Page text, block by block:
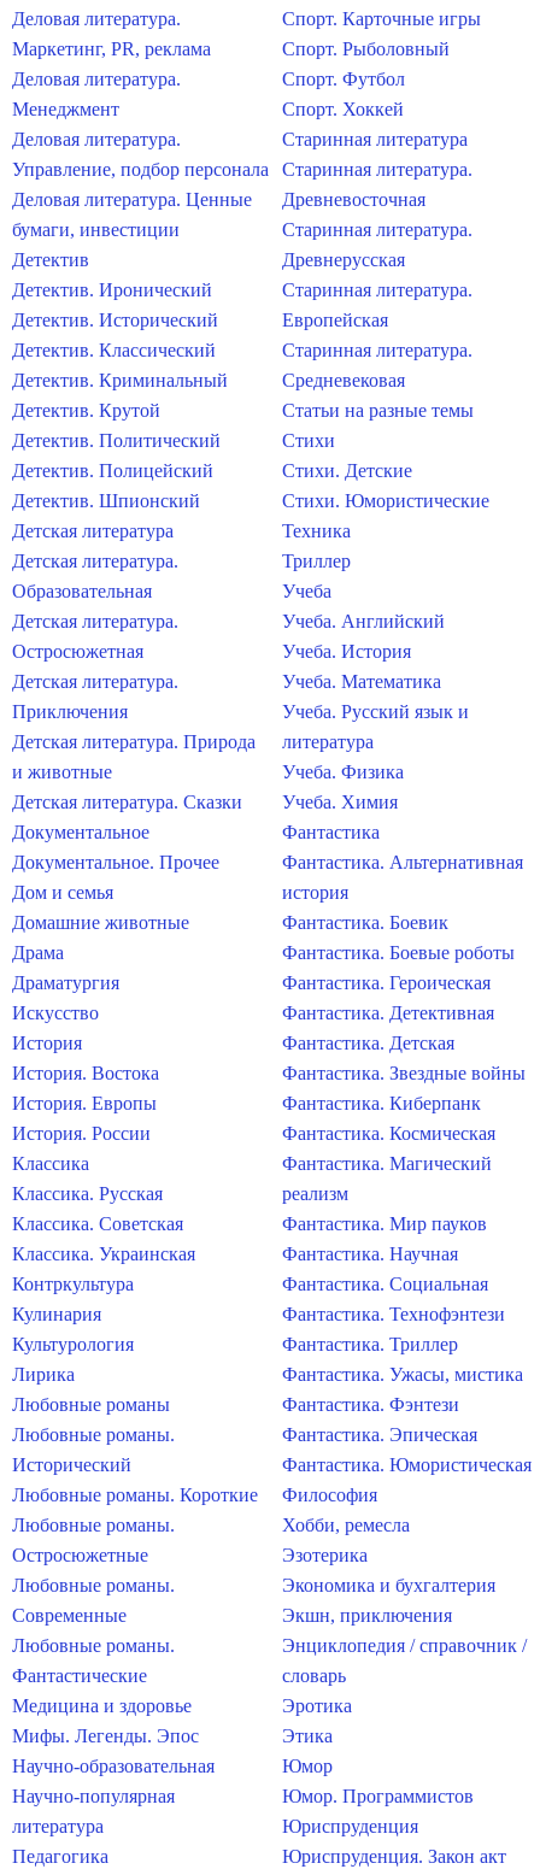
Деловая литература.
Маркетинг, PR, реклама
Деловая литература.
Менеджмент
Деловая литература.
Управление, подбор персонала
Деловая литература. Ценные
бумаги, инвестиции
Детектив
Детектив. Иронический
Детектив. Исторический
Детектив. Классический
Детектив. Криминальный
Детектив. Крутой
Детектив. Политический
Детектив. Полицейский
Детектив. Шпионский
Детская литература
Детская литература.
Образовательная
Детская литература.
Остросюжетная
Детская литература.
Приключения
Детская литература. Природа
и животные
Детская литература. Сказки
Документальное
Документальное. Прочее
Дом и семья
Домашние животные
Драма
Драматургия
Искусство
История
История. Востока
История. Европы
История. России
Классика
Классика. Русская
Классика. Советская
Классика. Украинская
Контркультура
Кулинария
Культурология
Лирика
Любовные романы
Любовные романы.
Исторический
Любовные романы. Короткие
Любовные романы.
Остросюжетные
Любовные романы.
Современные
Любовные романы.
Фантастические
Медицина и здоровье
Мифы. Легенды. Эпос
Научно-образовательная
Научно-популярная
литература
Педагогика
Спорт. Карточные игры
Спорт. Рыболовный
Спорт. Футбол
Спорт. Хоккей
Старинная литература
Старинная литература.
Древневосточная
Старинная литература.
Древнерусская
Старинная литература.
Европейская
Старинная литература.
Средневековая
Статьи на разные темы
Стихи
Стихи. Детские
Стихи. Юмористические
Техника
Триллер
Учеба
Учеба. Английский
Учеба. История
Учеба. Математика
Учеба. Русский язык и
литература
Учеба. Физика
Учеба. Химия
Фантастика
Фантастика. Альтернативная
история
Фантастика. Боевик
Фантастика. Боевые роботы
Фантастика. Героическая
Фантастика. Детективная
Фантастика. Детская
Фантастика. Звездные войны
Фантастика. Киберпанк
Фантастика. Космическая
Фантастика. Магический
реализм
Фантастика. Мир пауков
Фантастика. Научная
Фантастика. Социальная
Фантастика. Технофэнтези
Фантастика. Триллер
Фантастика. Ужасы, мистика
Фантастика. Фэнтези
Фантастика. Эпическая
Фантастика. Юмористическая
Философия
Хобби, ремесла
Эзотерика
Экономика и бухгалтерия
Экшн, приключения
Энциклопедия / справочник /
словарь
Эротика
Этика
Юмор
Юмор. Программистов
Юриспруденция
Юриспруденция. Закон акт